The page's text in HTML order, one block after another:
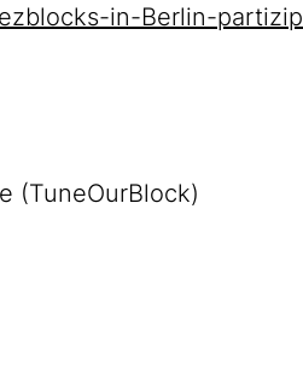
in-Berlin-
(TuneOurBlock)